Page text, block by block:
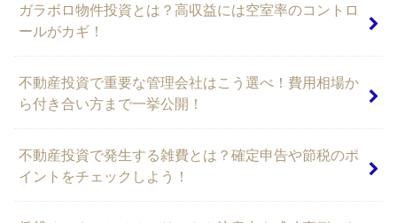
ガラボロ物件投資とは？高収益には空室率のコントロ
ールがカギ！
不動産投資で重要な管理会社はこう選べ！費用相場か
ら付き合い方まで一挙公開！
不動産投資で発生する雑費とは？確定申告や節税のポ
イントをチェックしよう！